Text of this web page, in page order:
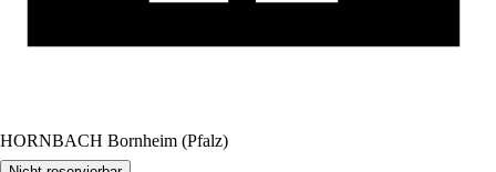
HORNBACH Bornheim (Pfalz)